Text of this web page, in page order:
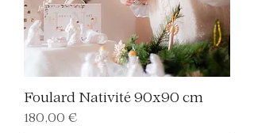
Foulard Nativité 90x90 cm
Prix
180,00 €